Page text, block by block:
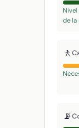
de la
🚶
📡